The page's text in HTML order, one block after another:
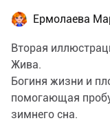
Ермолаева
Вторая
Жива.
Богиня жизни и
помогающая
зимнего сна.